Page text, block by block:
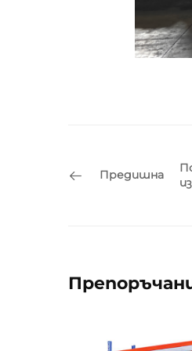
Предишна